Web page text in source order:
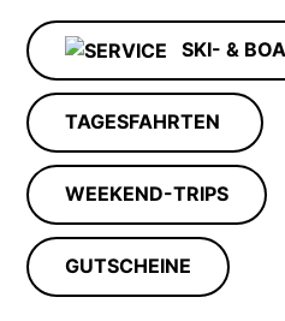
SKI- &
TAGESFAHRTEN
WEEKEND-TRIPS
GUTSCHEINE